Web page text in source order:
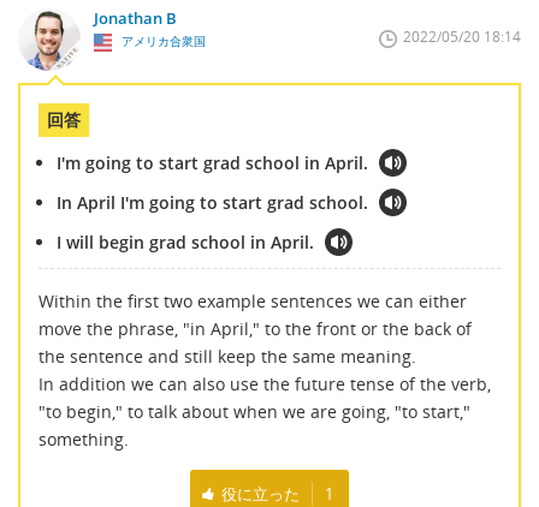
Jonathan B
アメリカ合衆国 2022/05/20 18:14
回答
I'm going to start grad school in April.
In April I'm going to start grad school.
I will begin grad school in April.
Within the first two example sentences we can either
move the phrase, "in April," to the front or the back of
the sentence and still keep the same meaning.
In addition we can also use the future tense of the verb,
"to begin," to talk about when we are going, "to start,"
something.
役に立った 1